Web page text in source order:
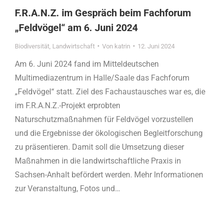
F.R.A.N.Z. im Gespräch beim Fachforum
„Feldvögel“ am 6. Juni 2024
Biodiversität Landwirtschaft Von katrin 12. Juni 2024
Am 6. Juni 2024 fand im Mitteldeutschen
Multimediazentrum in Halle/Saale das Fachforum
„Feldvögel“ statt. Ziel des Fachaustausches war es, die
im F.R.A.N.Z.-Projekt erprobten
Naturschutzmaßnahmen für Feldvögel vorzustellen
und die Ergebnisse der ökologischen Begleitforschung
zu präsentieren. Damit soll die Umsetzung dieser
Maßnahmen in die landwirtschaftliche Praxis in
Sachsen-Anhalt befördert werden. Mehr Informationen
zur Veranstaltung, Fotos und…